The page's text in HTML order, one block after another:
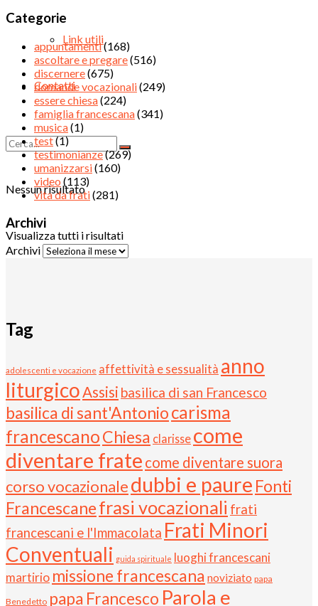
Link utili
Contatti
Nessun risultato
Visualizza tutti i risultati
Categorie
appuntamenti(168)
ascoltare e pregare(516)
discernere(675)
domande vocazionali(249)
essere chiesa(224)
famiglia francescana(341)
musica(1)
test(1)
testimonianze(269)
umanizzarsi(160)
video (113)
vita da frati(281)
Archivi
Archivi
Tag
adolescenti e vocazione affettività e sessualità anno
liturgicoAssisi basilica di san Francesco
basilica di sant'Antoniocarisma
francescanoChiesa clarisse come
diventare frate come diventare suora
corso vocazionaledubbi e paure Fonti
Francescanefrasi vocazionali frati
francescani e l'Immacolata Frati Minori
Conventuali guida spirituale luoghi francescani
martirio missione francescana noviziato papa
Benedetto papa Francesco Parola e